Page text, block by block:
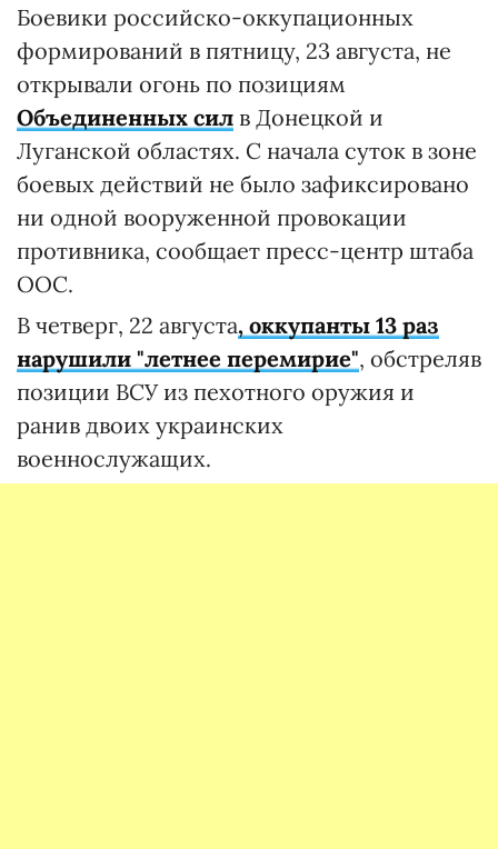
Боевики российско-оккупационных
формирований в пятницу, 23 августа, не
открывали огонь по позициям
Объединенных сил в Донецкой и
Луганской областях. С начала суток в зоне
боевых действий не было зафиксировано
ни одной вооруженной провокации
противника, сообщает пресс-центр штаба
ООС.
В четверг, 22 августа, оккупанты 13 раз
нарушили "летнее перемирие", обстреляв
позиции ВСУ из пехотного оружия и
ранив двоих украинских
военнослужащих.